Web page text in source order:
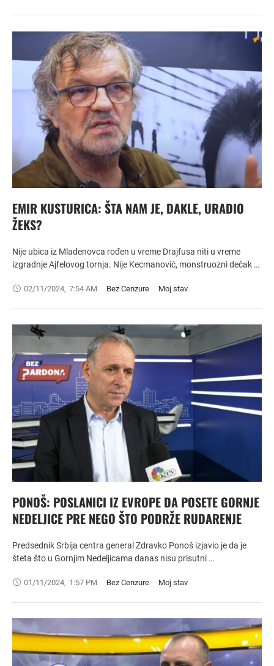
EMIR KUSTURICA: ŠTA NAM JE, DAKLE, URADIO
ŽEKS?
Nije ubica iz Mladenovca rođen u vreme Drajfusa niti u vreme
izgradnje Ajfelovog tornja. Nije Kecmanović, monstruozni dečak …
02/11/2024, 7:54 AM Bez Cenzure Moj stav
PONOŠ: POSLANICI IZ EVROPE DA POSETE GORNJE
NEDELJICE PRE NEGO ŠTO PODRŽE RUDARENJE
Predsednik Srbija centra general Zdravko Ponoš izjavio je da je
šteta što u Gornjim Nedeljicama danas nisu prisutni …
01/11/2024, 1:57 PM Bez Cenzure Moj stav